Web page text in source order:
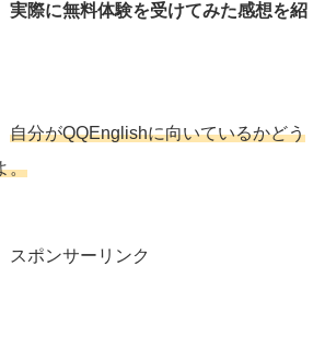
実際に無料体験を受けてみた感想を紹
自分がQQEnglishに向いているかどう
。
スポンサーリンク